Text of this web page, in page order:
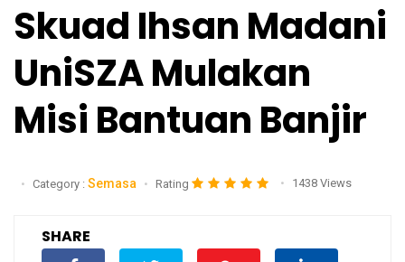
Skuad Ihsan Madani
UniSZA Mulakan
Misi Bantuan Banjir
Category : Semasa Rating 1438 Views
SHARE